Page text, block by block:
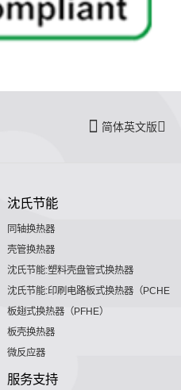
简体英文版
沈氏节能
同轴换热器
壳管换热器
沈氏节能:塑料壳盘管式换热器
沈氏节能:印刷电路板式换热器（PCHE）
板翅式换热器（PFHE）
板壳换热器
微反应器
服务支持